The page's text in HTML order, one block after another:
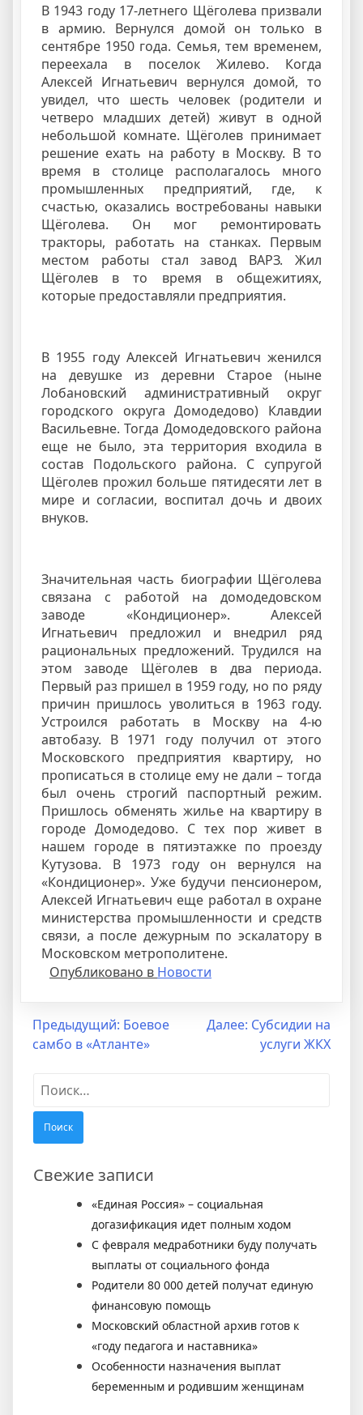
В 1943 году 17-летнего Щёголева призвали
в армию. Вернулся домой он только в
сентябре 1950 года. Семья, тем временем,
переехала в поселок Жилево. Когда
Алексей Игнатьевич вернулся домой, то
увидел, что шесть человек (родители и
четверо младших детей) живут в одной
небольшой комнате. Щёголев принимает
решение ехать на работу в Москву. В то
время в столице располагалось много
промышленных предприятий, где, к
счастью, оказались востребованы навыки
Щёголева. Он мог ремонтировать
тракторы, работать на станках. Первым
местом работы стал завод ВАРЗ. Жил
Щёголев в то время в общежитиях,
которые предоставляли предприятия.
В 1955 году Алексей Игнатьевич женился
на девушке из деревни Старое (ныне
Лобановский административный округ
городского округа Домодедово) Клавдии
Васильевне. Тогда Домодедовского района
еще не было, эта территория входила в
состав Подольского района. С супругой
Щёголев прожил больше пятидесяти лет в
мире и согласии, воспитал дочь и двоих
внуков.
Значительная часть биографии Щёголева
связана с работой на домодедовском
заводе «Кондиционер». Алексей
Игнатьевич предложил и внедрил ряд
рациональных предложений. Трудился на
этом заводе Щёголев в два периода.
Первый раз пришел в 1959 году, но по ряду
причин пришлось уволиться в 1963 году.
Устроился работать в Москву на 4-ю
автобазу. В 1971 году получил от этого
Московского предприятия квартиру, но
прописаться в столице ему не дали – тогда
был очень строгий паспортный режим.
Пришлось обменять жилье на квартиру в
городе Домодедово. С тех пор живет в
нашем городе в пятиэтажке по проезду
Кутузова. В 1973 году он вернулся на
«Кондиционер». Уже будучи пенсионером,
Алексей Игнатьевич еще работал в охране
министерства промышленности и средств
связи, а после дежурным по эскалатору в
Московском метрополитене.
Опубликовано в Новости
Навигация
записям
Предыдущий: Боевое
самбо в «Атланте»
Далее: Субсидии на
услуги ЖКХ
Найти:
Свежие записи
«Единая Россия» – социальная
догазификация идет полным ходом
С февраля медработники буду получать
выплаты от социального фонда
Родители 80 000 детей получат единую
финансовую помощь
Московский областной архив готов к
«году педагога и наставника»
Особенности назначения выплат
беременным и родившим женщинам